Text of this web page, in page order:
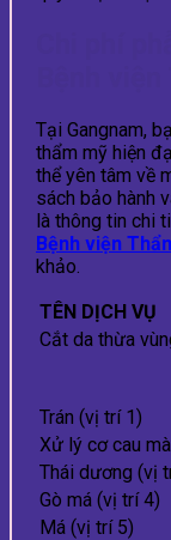
Tại Gangnam,
thẩm mỹ hiện
thể yên tâm về
sách bảo hành
là thông tin chi
Bệnh viện
khảo.
TÊN DỊCH VỤ
Cắt da thừa
Trán (vị trí 1)
Xử lý cơ cau
Thái dương (vị
Gò má (vị trí 4)
Má (vị trí 5)